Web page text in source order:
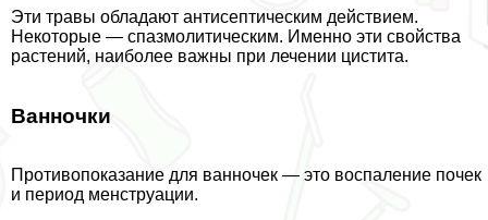
Эти травы обладают антисептическим действием.
Некоторые — спазмолитическим. Именно эти свойства
растений, наиболее важны при лечении цистита.
Ванночки
Противопоказание для ванночек — это воспаление почек
и период мeнcтpуации.